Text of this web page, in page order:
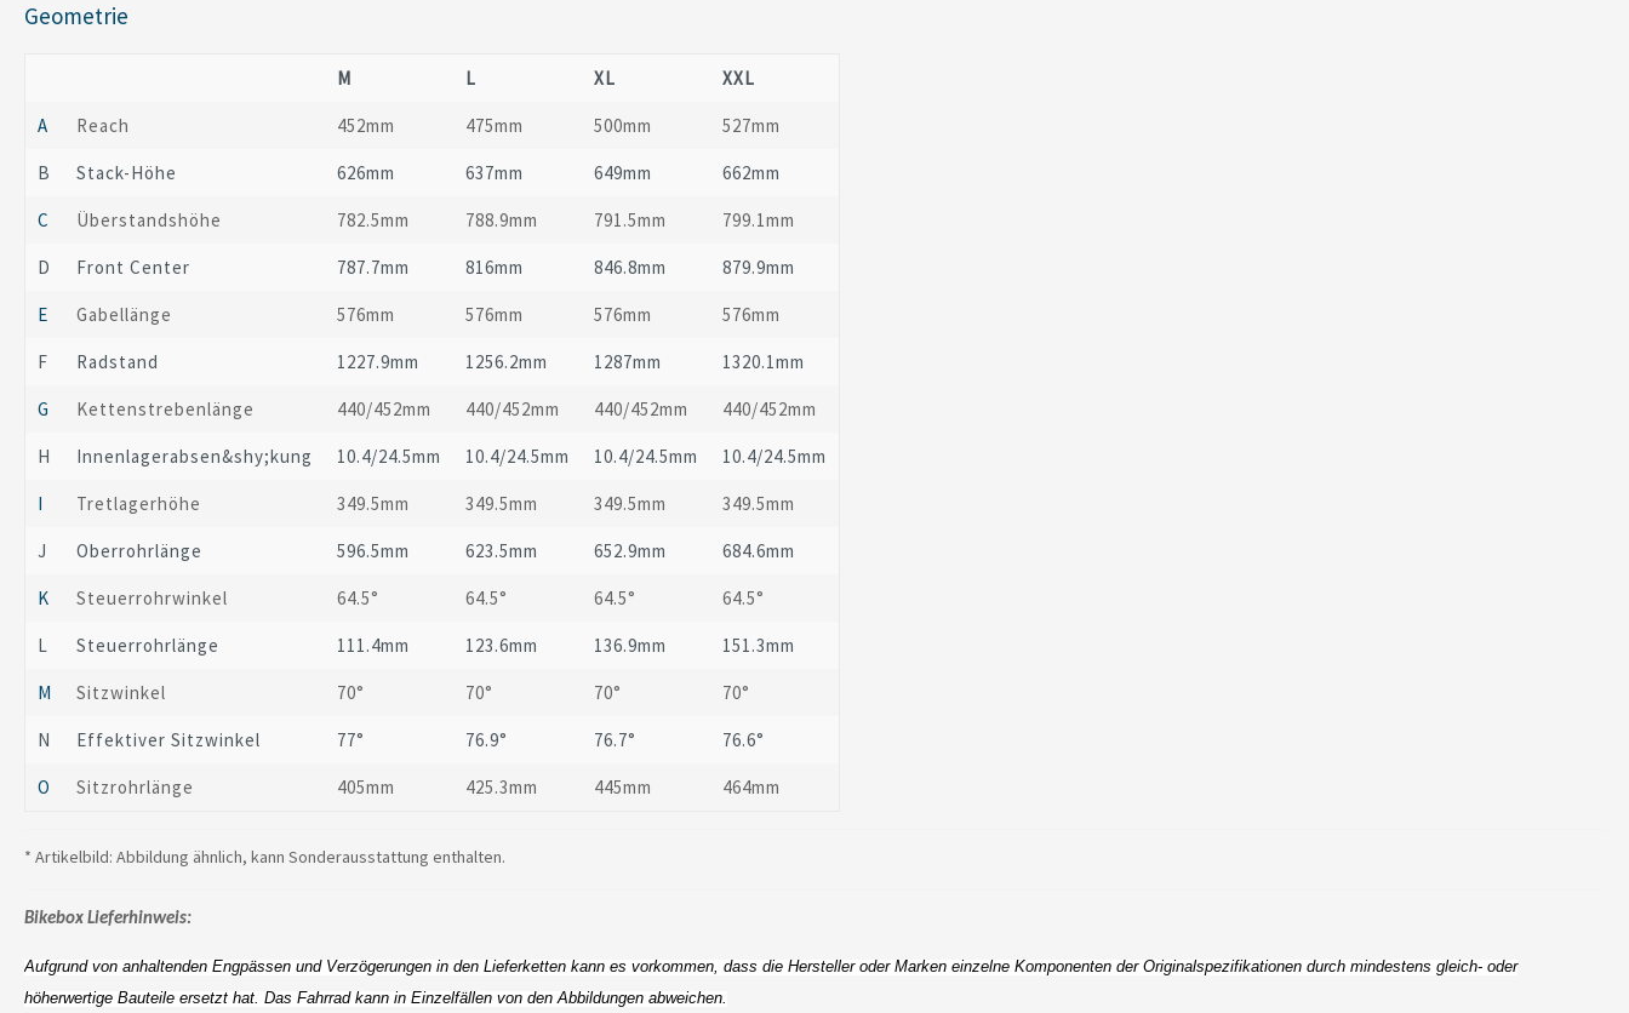
Geometrie
M L XL XXL
A Reach 452mm 475mm 500mm 527mm
B Stack-Höhe 626mm 637mm 649mm 662mm
C Überstandshöhe 782.5mm 788.9mm 791.5mm 799.1mm
D Front Center 787.7mm 816mm 846.8mm 879.9mm
E Gabellänge 576mm 576mm 576mm 576mm
F Radstand 1227.9mm 1256.2mm 1287mm 1320.1mm
G Kettenstrebenlänge 440/452mm 440/452mm 440/452mm 440/452mm
H Innenlagerabsen&shy;kung 10.4/24.5mm 10.4/24.5mm 10.4/24.5mm 10.4/24.5mm
I Tretlagerhöhe 349.5mm 349.5mm 349.5mm 349.5mm
J Oberrohrlänge 596.5mm 623.5mm 652.9mm 684.6mm
K Steuerrohrwinkel 64.5° 64.5° 64.5° 64.5°
L Steuerrohrlänge 111.4mm 123.6mm 136.9mm 151.3mm
M Sitzwinkel 70° 70° 70° 70°
N Effektiver Sitzwinkel 77° 76.9° 76.7° 76.6°
O Sitzrohrlänge 405mm 425.3mm 445mm 464mm
* Artikelbild: Abbildung ähnlich, kann Sonderausstattung enthalten.
Bikebox Lieferhinweis:
Aufgrund von anhaltenden Engpässen und Verzögerungen in den Lieferketten kann es vorkommen, dass die Hersteller oder Marken einzelne Komponenten der Originalspezifikationen durch mindestens gleich- oder
höherwertige Bauteile ersetzt hat. Das Fahrrad kann in Einzelfällen von den Abbildungen abweichen.